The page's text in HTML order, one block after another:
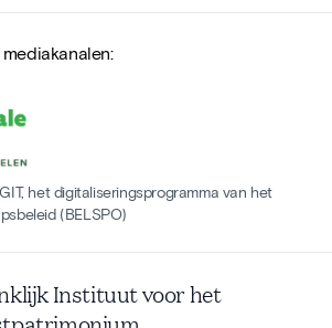
het digitaliseringsprogramma van het
(BELSPO)
Instituut voor het